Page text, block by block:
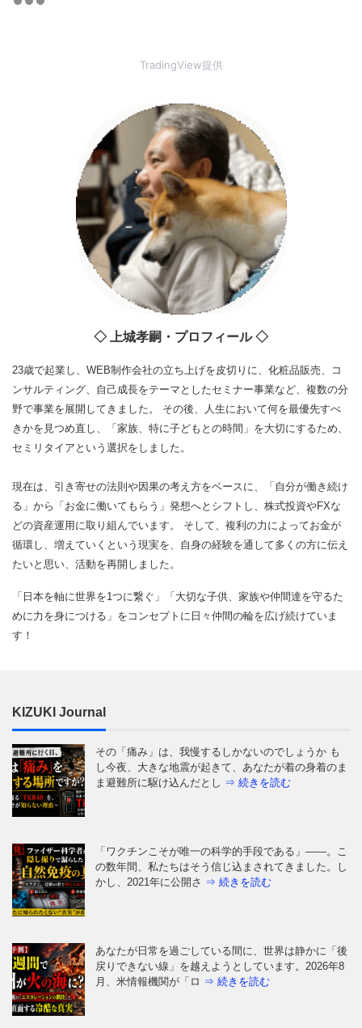
TradingView提供
◇ 上城孝嗣・プロフィール ◇
23歳で起業し、WEB制作会社の立ち上げを皮切りに、化粧品販売、コ
ンサルティング、自己成長をテーマとしたセミナー事業など、複数の分
野で事業を展開してきました。 その後、人生において何を最優先すべ
きかを見つめ直し、「家族、特に子どもとの時間」を大切にするため、
セミリタイアという選択をしました。
現在は、引き寄せの法則や因果の考え方をベースに、「自分が働き続け
る」から「お金に働いてもらう」発想へとシフトし、株式投資やFXな
どの資産運用に取り組んでいます。 そして、複利の力によってお金が
循環し、増えていくという現実を、自身の経験を通して多くの方に伝え
たいと思い、活動を再開しました。
「日本を軸に世界を1つに繋ぐ」「大切な子供、家族や仲間達を守るた
めに力を身につける」をコンセプトに日々仲間の輪を広げ続けていま
す！
KIZUKI Journal
「ワクチンこそが唯一の科学的手段である」——。こ
の数年間、私たちはそう信じ込まされてきました。し
かし、2021年に公開さ⇒ 続きを読む
あなたが日常を過ごしている間に、世界は静かに「後
戻りできない線」を越えようとしています。2026年8
月、米情報機関が「ロ ⇒ 続きを読む
空港で見た、あまりに白すぎる集団 空港の出発ロビ
ーというのは、本来、いちばん誇らしい場所のはずで
す。 大きなスーツケース ⇒ 続きを読む